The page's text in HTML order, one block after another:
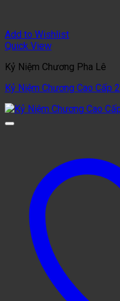
Add to Wishlist
Quick View
Kỷ Niệm Chương Pha Lê
Kỷ Niệm Chương Cao Cấp 2